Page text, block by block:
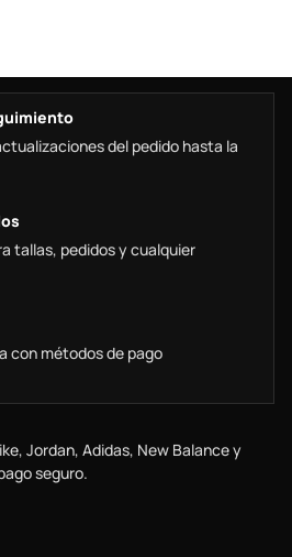
del pedido hasta la
tallas, pedidos y cualquier
con métodos de pago
Jordan, Adidas, New Balance y
seguro.